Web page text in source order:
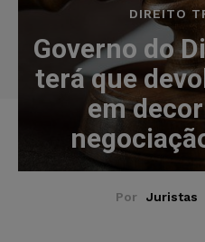
DIREITO
Governo do
terá que
em
Por Juristas